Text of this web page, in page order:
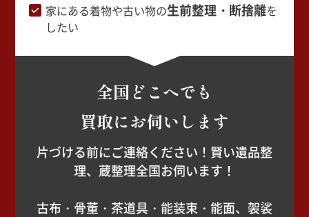
家にある着物や古い物の生前整理・断捨離を
したい
全国どこへでも
買取にお伺いします
片づける前にご連絡ください！賢い遺品整
理、蔵整理全国お伺います！
古布・骨董・茶道具・能装束・能面、袈裟